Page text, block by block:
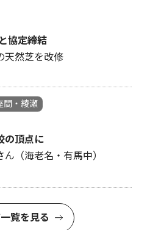
協定締結
天然芝を改修
間・綾瀬
の頂点に
ん（海老名・有馬中）
覧を見る